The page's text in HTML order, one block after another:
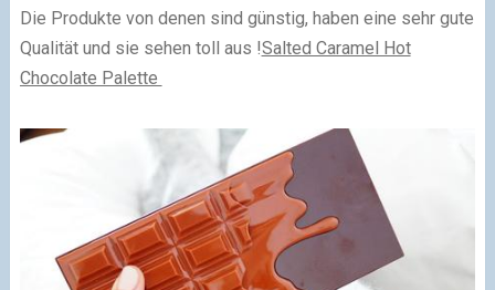
Die Produkte von denen sind günstig, haben eine sehr gute
Qualität und sie sehen toll aus !Salted Caramel Hot
Chocolate Palette